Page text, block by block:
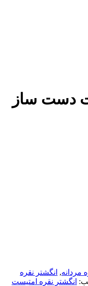
دست ساز
مردانه, انگشتر نقره
انگشتر نقره امتیست